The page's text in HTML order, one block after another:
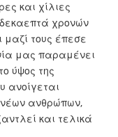
και χίλιες
χρονών
μαζί τους έπεσε
μας παραμένει
ύψος της
ανοίγεται
ανθρώπων,
και τελικά